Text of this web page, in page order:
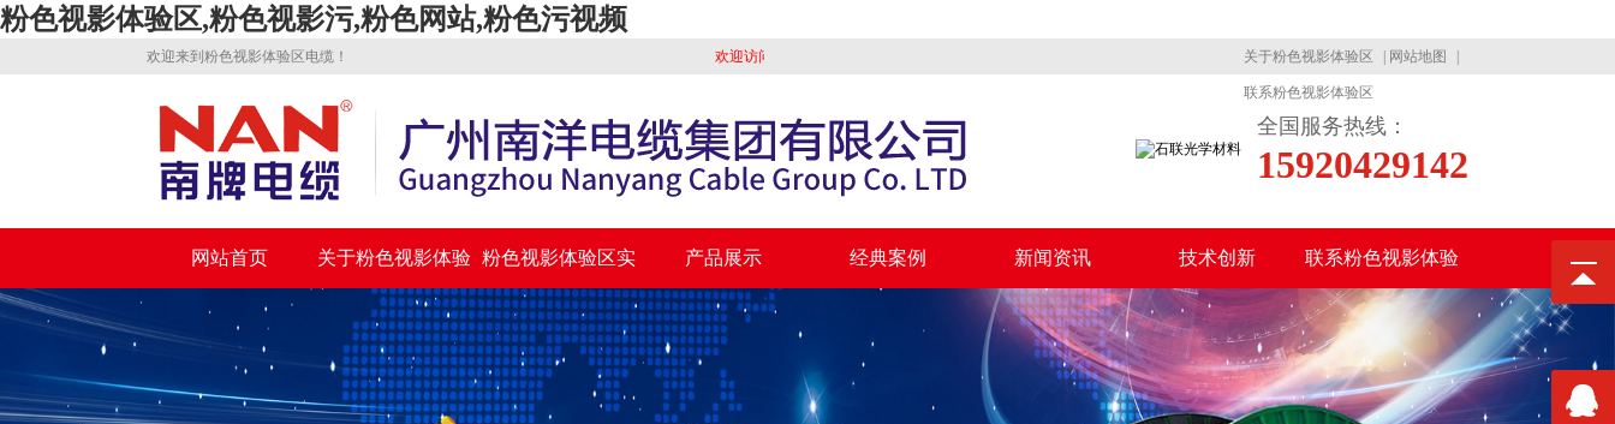
粉色视影体验区,粉色视影污,粉色网站,粉色污视频
欢迎来到粉色视影体验区电缆！ 欢迎访问广州粉色视影体验区电缆集团有限公司厂家销售网站！ 关于粉色视影体验区 网站地图
联系粉色视影体验区
全国服务热线：
15920429142
网站首页 关于粉色视影体验
区
粉色视影体验区实
力
产品展示 经典案例 新闻资讯 技术创新 联系粉色视影体验
区